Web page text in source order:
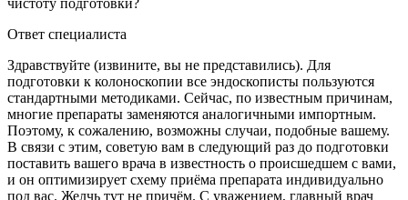
Ответ специалиста
Здравствуйте (извините, вы не представились). Для
подготовки к колоноскопии все эндоскописты пользуются
стандартными методиками. Сейчас, по известным причинам,
многие препараты заменяются аналогичными импортным.
Поэтому, к сожалению, возможны случаи, подобные вашему.
В связи с этим, советую вам в следующий раз до подготовки
поставить вашего врача в известность о происшедшем с вами,
и он оптимизирует схему приёма препарата индивидуально
под вас. Желчь тут не причём. С уважением, главный врач